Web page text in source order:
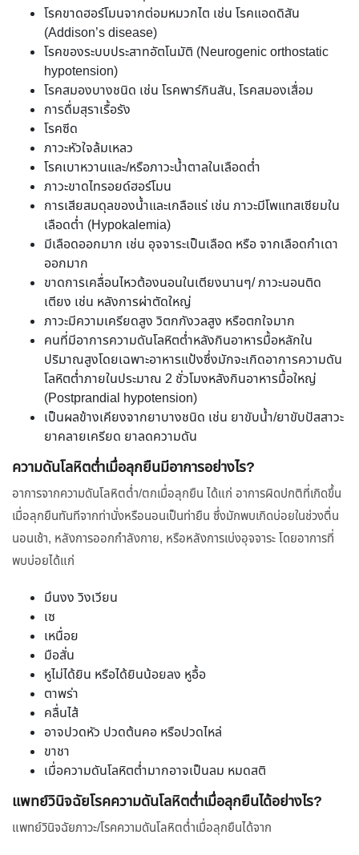
โรคขาดฮอร์โมนจากต่อมหมวกไต เช่น โรคแอดดิสัน
(Addison’s disease)
โรคของระบบประสาทอัตโนมัติ (Neurogenic orthostatic
hypotension)
โรคสมองบางชนิด เช่น โรคพาร์กินสัน, โรคสมองเสื่อม
การดื่มสุราเรื้อรัง
โรคซีด
ภาวะหัวใจล้มเหลว
โรคเบาหวานและ/หรือภาวะน้ำตาลในเลือดต่ำ
ภาวะขาดไทรอยด์ฮอร์โมน
การเสียสมดุลของน้ำและเกลือแร่ เช่น ภาวะมีโพแทสเซียมใน
เลือดต่ำ (Hypokalemia)
มีเลือดออกมาก เช่น อุจจาระเป็นเลือด หรือ จากเลือดกำเดา
ออกมาก
ขาดการเคลื่อนไหวต้องนอนในเตียงนานๆ/ ภาวะนอนติด
เตียง เช่น หลังการผ่าตัดใหญ่
ภาวะมีความเครียดสูง วิตกกังวลสูง หรือตกใจมาก
คนที่มีอาการความดันโลหิตต่ำหลังกินอาหารมื้อหลักใน
ปริมาณสูงโดยเฉพาะอาหารแป้งซึ่งมักจะเกิดอาการความดัน
โลหิตต่ำภายในประมาณ 2 ชั่วโมงหลังกินอาหารมื้อใหญ่
(Postprandial hypotension)
เป็นผลข้างเคียงจากยาบางชนิด เช่น ยาขับน้ำ/ยาขับปัสสาวะ
ยาคลายเครียด ยาลดความดัน
ความดันโลหิตต่ำเมื่อลุกยืนมีอาการอย่างไร?
อาการจากความดันโลหิตต่ำ/ตกเมื่อลุกยืน ได้แก่ อาการผิดปกติที่เกิดขึ้น
เมื่อลุกยืนทันทีจากท่านั่งหรือนอนเป็นท่ายืน ซึ่งมักพบเกิดบ่อยในช่วงตื่น
นอนเช้า, หลังการออกกำลังกาย, หรือหลังการเบ่งอุจจาระ โดยอาการที่
พบบ่อยได้แก่
มึนงง วิงเวียน
เซ
เหนื่อย
มือสั่น
หูไม่ได้ยิน หรือได้ยินน้อยลง หูอื้อ
ตาพร่า
คลื่นไส้
อาจปวดหัว ปวดต้นคอ หรือปวดไหล่
ขาชา
เมื่อความดันโลหิตต่ำมากอาจเป็นลม หมดสติ
แพทย์วินิจฉัยโรคความดันโลหิตต่ำเมื่อลุกยืนได้อย่างไร?
แพทย์วินิจฉัยภาวะ/โรคความดันโลหิตต่ำเมื่อลุกยืนได้จาก